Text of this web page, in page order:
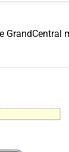
GrandCentral